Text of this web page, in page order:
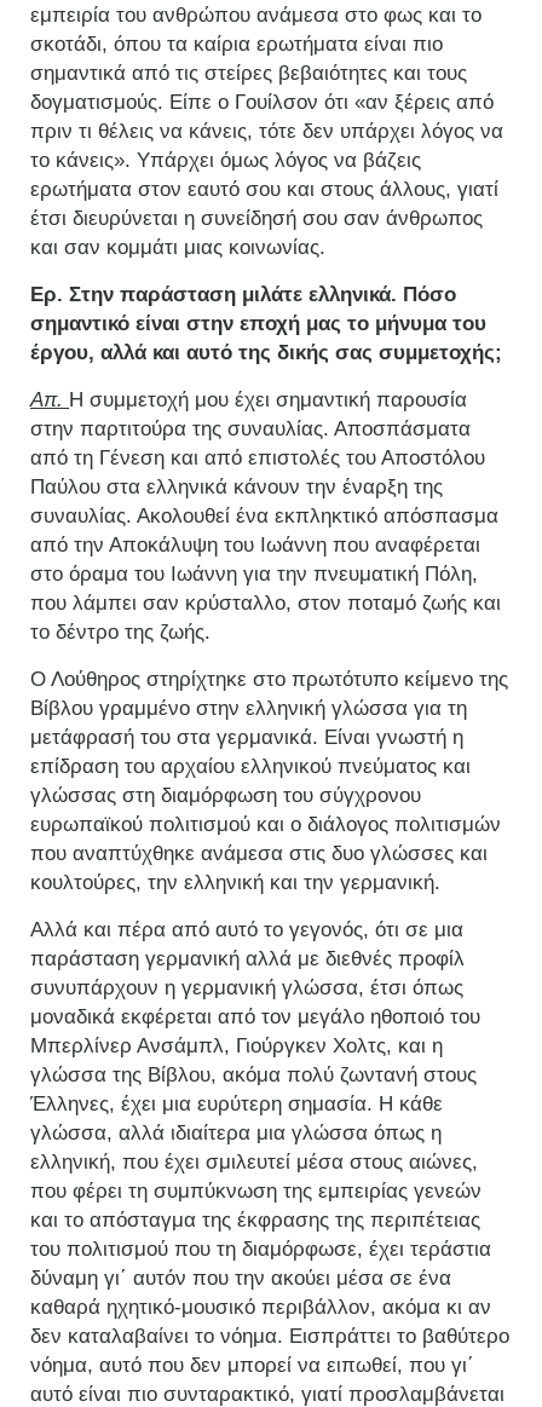
εμπειρία του ανθρώπου ανάμεσα στο φως και το
σκοτάδι, όπου τα καίρια ερωτήματα είναι πιο
σημαντικά από τις στείρες βεβαιότητες και τους
δογματισμούς. Είπε ο Γουίλσον ότι «αν ξέρεις από
πριν τι θέλεις να κάνεις, τότε δεν υπάρχει λόγος να
το κάνεις». Υπάρχει όμως λόγος να βάζεις
ερωτήματα στον εαυτό σου και στους άλλους, γιατί
έτσι διευρύνεται η συνείδησή σου σαν άνθρωπος
και σαν κομμάτι μιας κοινωνίας.
Ερ. Στην παράσταση μιλάτε ελληνικά. Πόσο
σημαντικό είναι στην εποχή μας το μήνυμα του
έργου, αλλά και αυτό της δικής σας συμμετοχής;
Απ. Η συμμετοχή μου έχει σημαντική παρουσία
στην παρτιτούρα της συναυλίας. Αποσπάσματα
από τη Γένεση και από επιστολές του Αποστόλου
Παύλου στα ελληνικά κάνουν την έναρξη της
συναυλίας. Ακολουθεί ένα εκπληκτικό απόσπασμα
από την Αποκάλυψη του Ιωάννη που αναφέρεται
στο όραμα του Ιωάννη για την πνευματική Πόλη,
που λάμπει σαν κρύσταλλο, στον ποταμό ζωής και
το δέντρο της ζωής.
Ο Λούθηρος στηρίχτηκε στο πρωτότυπο κείμενο της
Βίβλου γραμμένο στην ελληνική γλώσσα για τη
μετάφρασή του στα γερμανικά. Είναι γνωστή η
επίδραση του αρχαίου ελληνικού πνεύματος και
γλώσσας στη διαμόρφωση του σύγχρονου
ευρωπαϊκού πολιτισμού και ο διάλογος πολιτισμών
που αναπτύχθηκε ανάμεσα στις δυο γλώσσες και
κουλτούρες, την ελληνική και την γερμανική.
Αλλά και πέρα από αυτό το γεγονός, ότι σε μια
παράσταση γερμανική αλλά με διεθνές προφίλ
συνυπάρχουν η γερμανική γλώσσα, έτσι όπως
μοναδικά εκφέρεται από τον μεγάλο ηθοποιό του
Μπερλίνερ Ανσάμπλ, Γιούργκεν Χολτς, και η
γλώσσα της Βίβλου, ακόμα πολύ ζωντανή στους
Έλληνες, έχει μια ευρύτερη σημασία. Η κάθε
γλώσσα, αλλά ιδιαίτερα μια γλώσσα όπως η
ελληνική, που έχει σμιλευτεί μέσα στους αιώνες,
που φέρει τη συμπύκνωση της εμπειρίας γενεών
και το απόσταγμα της έκφρασης της περιπέτειας
του πολιτισμού που τη διαμόρφωσε, έχει τεράστια
δύναμη γι΄ αυτόν που την ακούει μέσα σε ένα
καθαρά ηχητικό-μουσικό περιβάλλον, ακόμα κι αν
δεν καταλαβαίνει το νόημα. Εισπράττει το βαθύτερο
νόημα, αυτό που δεν μπορεί να ειπωθεί, που γι΄
αυτό είναι πιο συνταρακτικό, γιατί προσλαμβάνεται